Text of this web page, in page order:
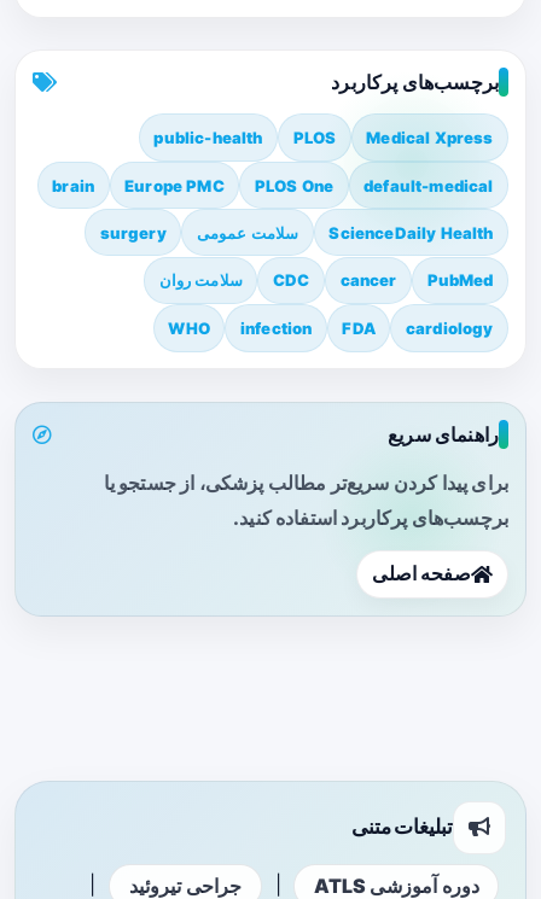
برچسب‌های پرکاربرد
Medical Xpress
PLOS
public-health
default-medical
PLOS One
Europe PMC
brain
ScienceDaily Health سلامت عمومی surgery
PubMed
cancer
CDC سلامت روان
cardiology
FDA
infection
WHO
راهنمای سریع
برای پیدا کردن سریع‌تر مطالب پزشکی، از جستجو یا
برچسب‌های پرکاربرد استفاده کنید.
صفحه اصلی
تبلیغات متنی
دوره آموزشی ATLS جراحی تیروئید